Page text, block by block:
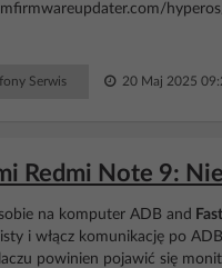
Serwis 20 Maj 2025
Redmi Note 9:
na komputer ADB and
i włącz komunikację po
powinien pojawić się